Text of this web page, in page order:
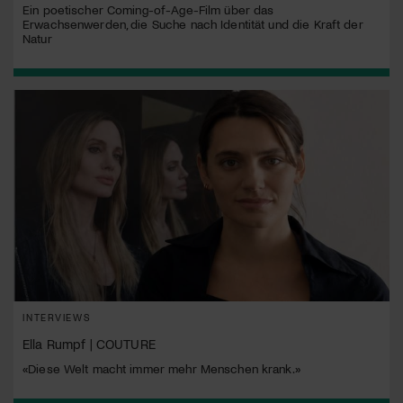
Ein poetischer Coming-of-Age-Film über das
Erwachsenwerden, die Suche nach Identität und die Kraft der
Natur
INTERVIEWS
Ella Rumpf | COUTURE
«Diese Welt macht immer mehr Menschen krank.»